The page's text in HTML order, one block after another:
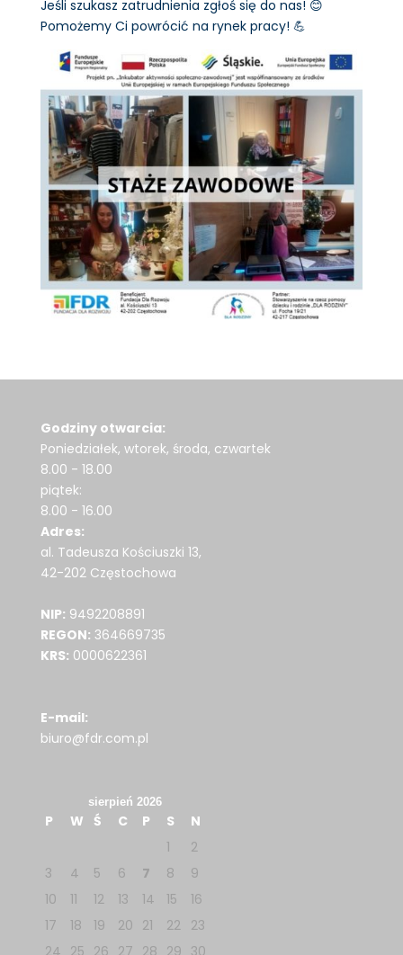
Jeśli szukasz zatrudnienia zgłoś się do nas! 😊
Pomożemy Ci powrócić na rynek pracy! 💪
Godziny otwarcia:
Poniedziałek, wtorek, środa, czwartek
8.00 - 18.00
piątek:
8.00 - 16.00
Adres:
al. Tadeusza Kościuszki 13,
42-202 Częstochowa
NIP: 9492208891
REGON: 364669735
KRS: 0000622361
E-mail:
biuro@fdr.com.pl
sierpień 2026
P W Ś C P S
N
1
2
3
4 5 6 7 8
9
10
11 12 13 14 15
16
17
18 19 20 21 22
23